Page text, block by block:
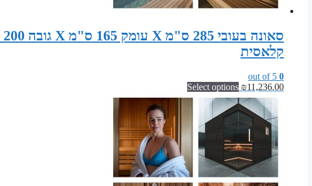
קלאסית
0
₪11,236.00
Select options